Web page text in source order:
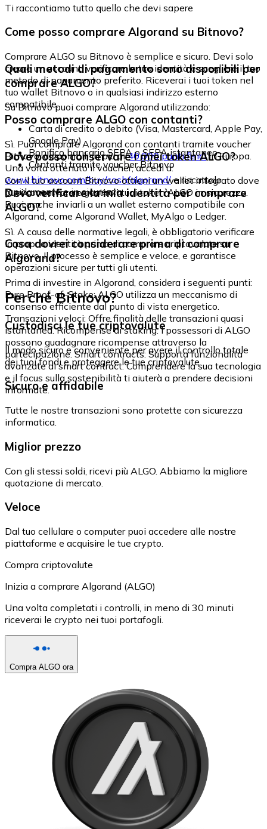
Ti raccontiamo tutto quello che devi sapere
Come posso comprare Algorand su Bitnovo?
Comprare ALGO su Bitnovo è semplice e sicuro. Devi solo
creare un account, verificare la tua identità e scegliere il tuo
metodo di pagamento preferito. Riceverai i tuoi token nel
tuo wallet Bitnovo o in qualsiasi indirizzo esterno
compatibile.
Quali metodi di pagamento sono disponibili per
comprare ALGO?
Su Bitnovo puoi comprare Algorand utilizzando:
Carta di credito o debito (Visa, Mastercard, Apple Pay,
Google Pay)
Bonifico bancario SEPA o SEPA istantaneo
Contanti tramite voucher Bitnovo
Posso comprare ALGO con contanti?
Sì. Puoi comprare Algorand con contanti tramite voucher
Bitnovo, disponibili in più di40.000 punti fisiciin Europa.
Una volta ottenuto il voucher, accedi a:
www.bitnovo.com/buy/cash/algorand/e riscattalo
rapidamente e in sicurezza.
Dove posso conservare i miei token ALGO?
Con il tuo account Bitnovo ottieni un wallet integrato dove
puoi conservare e gestire i tuoi token ALGO in sicurezza.
Puoi anche inviarli a un wallet esterno compatibile con
Algorand, come Algorand Wallet, MyAlgo o Ledger.
Devo verificare la mia identità per comprare
ALGO?
Sì. A causa delle normative legali, è obbligatorio verificare
la propria identità prima di comprare criptovalute su
Bitnovo. Il processo è semplice e veloce, e garantisce
operazioni sicure per tutti gli utenti.
Cosa dovrei considerare prima di comprare
Algorand?
Prima di investire in Algorand, considera i seguenti punti:
Pure Proof-of-Stake: ALGO utilizza un meccanismo di
consenso efficiente dal punto di vista energetico.
Transazioni veloci: Offre finalità delle transazioni quasi
istantanea. Ricompense di staking: I possessori di ALGO
possono guadagnare ricompense attraverso la
partecipazione. Smart contracts: Supporta funzionalità
avanzate di smart contract. Comprendere la sua tecnologia
e il focus sulla sostenibilità ti aiuterà a prendere decisioni
informate.
Perché Bitnovo?
Custodisci le tue criptovalute
Il modo sicuro e conveniente per avere il controllo totale
dei tuoi fondi e proteggere le tue criptovalute.
Sicuro e affidabile
Tutte le nostre transazioni sono protette con sicurezza
informatica.
Miglior prezzo
Con gli stessi soldi, ricevi più ALGO. Abbiamo la migliore
quotazione di mercato.
Veloce
Dal tuo cellulare o computer puoi accedere alle nostre
piattaforme e acquisire le tue crypto.
Compra criptovalute
Inizia a comprare Algorand (ALGO)
Una volta completati i controlli, in meno di 30 minuti
riceverai le crypto nei tuoi portafogli.
Compra ALGO ora